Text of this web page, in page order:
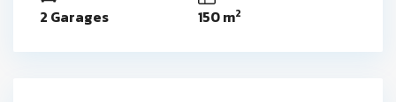
2 Garages 150 m2